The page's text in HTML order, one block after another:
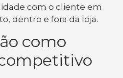
com o cliente em
dentro e fora da loja.
como